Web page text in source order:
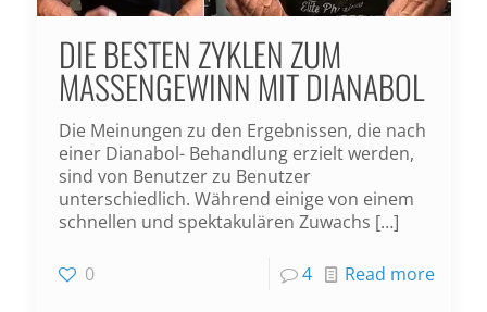
DIE BESTEN ZYKLEN ZUM
MASSENGEWINN MIT DIANABOL
Die Meinungen zu den Ergebnissen, die nach
einer Dianabol- Behandlung erzielt werden,
sind von Benutzer zu Benutzer
unterschiedlich. Während einige von einem
schnellen und spektakulären Zuwachs […]
0 4 Read more